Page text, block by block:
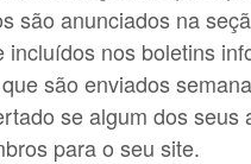
são anunciados na
nos boletins
são enviados
se algum dos seus
para o seu site.